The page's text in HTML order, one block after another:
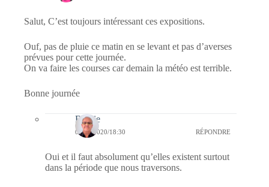
Salut, C’est toujours intéressant ces expositions.
Ouf, pas de pluie ce matin en se levant et pas d’averses
prévues pour cette journée.
On va faire les courses car demain la météo est terrible.
Bonne journée
Bernie
07/10/2020/18:30 RÉPONDRE
Oui et il faut absolument qu’elles existent surtout
dans la période que nous traversons.